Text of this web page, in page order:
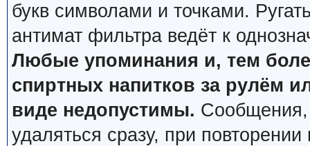
букв символами и точками.
антимат фильтра ведёт к
Любые упоминания и, тем
спиртных напитков за рулём
виде недопустимы. Сообщения,
удаляться сразу, при